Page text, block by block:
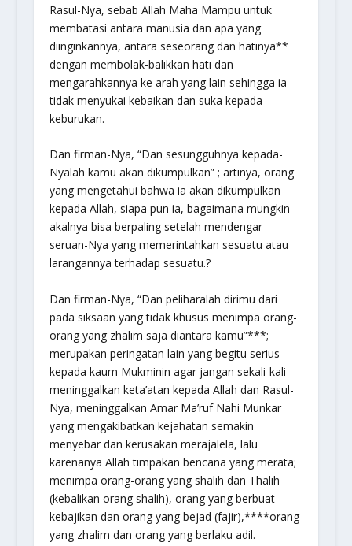
Rasul-Nya, sebab Allah Maha Mampu untuk
membatasi antara manusia dan apa yang
diinginkannya, antara seseorang dan hatinya**
dengan membolak-balikkan hati dan
mengarahkannya ke arah yang lain sehingga ia
tidak menyukai kebaikan dan suka kepada
keburukan.
Dan firman-Nya, “Dan sesungguhnya kepada-
Nyalah kamu akan dikumpulkan” ; artinya, orang
yang mengetahui bahwa ia akan dikumpulkan
kepada Allah, siapa pun ia, bagaimana mungkin
akalnya bisa berpaling setelah mendengar
seruan-Nya yang memerintahkan sesuatu atau
larangannya terhadap sesuatu.?
Dan firman-Nya, “Dan peliharalah dirimu dari
pada siksaan yang tidak khusus menimpa orang-
orang yang zhalim saja diantara kamu”***;
merupakan peringatan lain yang begitu serius
kepada kaum Mukminin agar jangan sekali-kali
meninggalkan keta’atan kepada Allah dan Rasul-
Nya, meninggalkan Amar Ma’ruf Nahi Munkar
yang mengakibatkan kejahatan semakin
menyebar dan kerusakan merajalela, lalu
karenanya Allah timpakan bencana yang merata;
menimpa orang-orang yang shalih dan Thalih
(kebalikan orang shalih), orang yang berbuat
kebajikan dan orang yang bejad (fajir),****orang
yang zhalim dan orang yang berlaku adil.